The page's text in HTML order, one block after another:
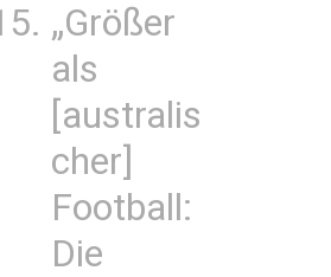
„Größer
als
[australis
cher]
Football:
Die